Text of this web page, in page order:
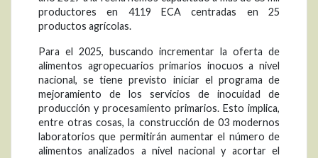
productores en 4119 ECA centradas en 25
productos agrícolas.
Para el 2025, buscando incrementar la oferta de
alimentos agropecuarios primarios inocuos a nivel
nacional, se tiene previsto iniciar el programa de
mejoramiento de los servicios de inocuidad de
producción y procesamiento primarios. Esto implica,
entre otras cosas, la construcción de 03 modernos
laboratorios que permitirán aumentar el número de
alimentos analizados a nivel nacional y acortar el